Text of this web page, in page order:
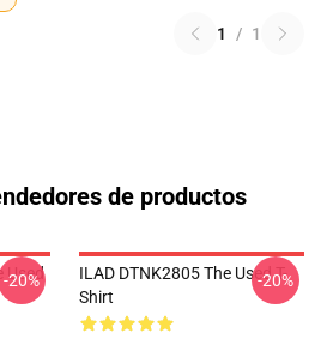
1 / 1
de productos
Used
-20%
ILAD DTNK2805 The Used T-
Shirt
-20%